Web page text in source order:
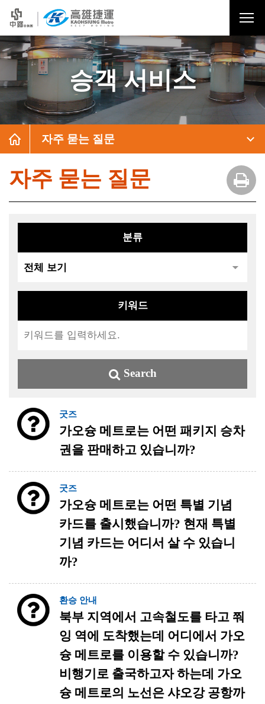
승객 서비스
자주 묻는 질문
자주 묻는 질문
분류
키워드
Search
굿즈
가오슝 메트로는 어떤 패키지 승차
권을 판매하고 있습니까?
굿즈
가오슝 메트로는 어떤 특별 기념
카드를 출시했습니까? 현재 특별
기념 카드는 어디서 살 수 있습니
까?
환승 안내
북부 지역에서 고속철도를 타고 쭤
잉 역에 도착했는데 어디에서 가오
슝 메트로를 이용할 수 있습니까?
비행기로 출국하고자 하는데 가오
슝 메트로의 노선은 샤오강 공항까